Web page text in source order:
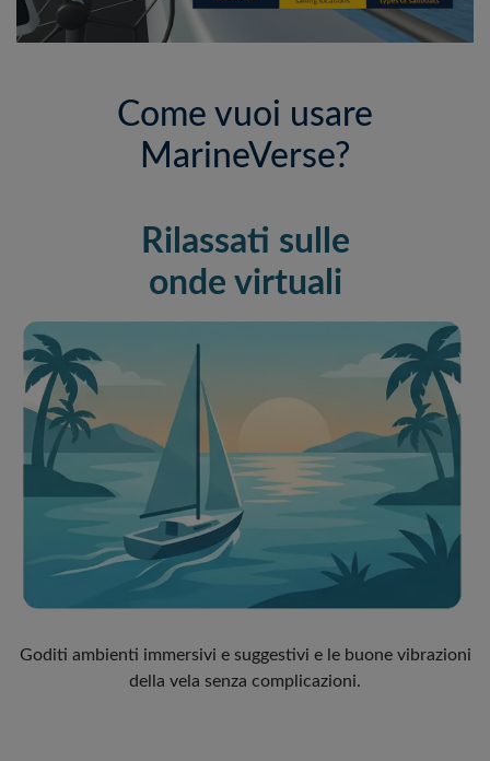
Come vuoi usare
MarineVerse?
Rilassati sulle
onde virtuali
Goditi ambienti immersivi e suggestivi e le buone vibrazioni
della vela senza complicazioni.